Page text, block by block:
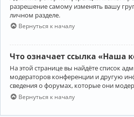
разрешение самому изменять вашу
личном разделе.
Вернуться к началу
Что означает ссылка «Наша
На этой странице вы найдёте список
модераторов конференции и другую
сведения о форумах, которые они
Вернуться к началу